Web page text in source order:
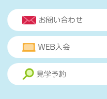
お問い合わせ
WEB入会
見学予約